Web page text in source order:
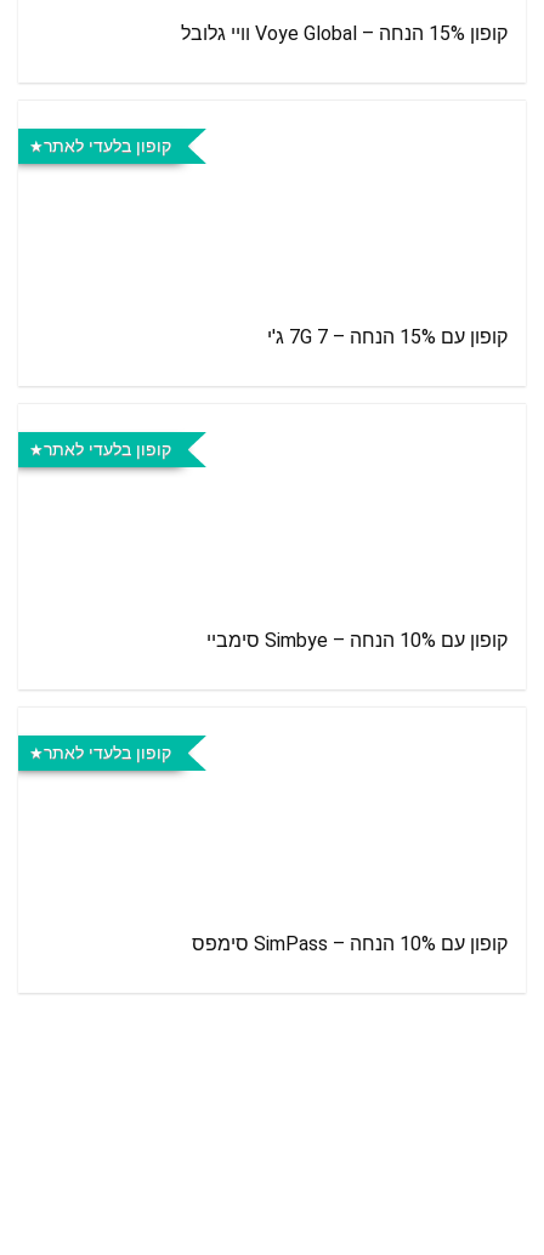
קופון 15% הנחה – Voye Global וויי גלובל
קופון בלעדי לאתר
קופון עם 15% הנחה – 7G 7 ג'י
קופון בלעדי לאתר
קופון עם 10% הנחה – Simbye סימביי
קופון בלעדי לאתר
קופון עם 10% הנחה – SimPass סימפס